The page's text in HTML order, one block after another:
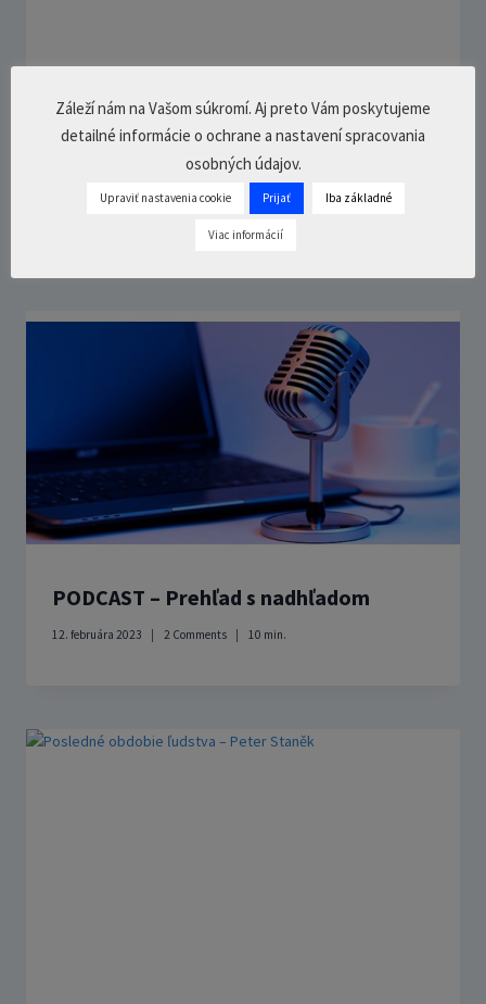
Eutanázia je zločin – Gustáv Solár
min.
PODCAST – Prehľad s nadhľadom
12. februára 2023 2 Comments 10 min.
Záleží nám na Vašom súkromí. Aj preto Vám poskytujeme
detailné informácie o ochrane a nastavení spracovania
osobných údajov.
Upraviť nastavenia cookie Prijať Iba základné
Viac informácií